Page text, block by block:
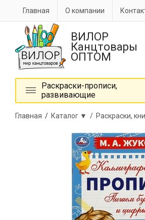
Главная О компании
ВИЛОР
Канцтовары
ОПТОМ
Раскраски-прописи,
развивающие
Главная / Каталог ▼ / Раскраски,